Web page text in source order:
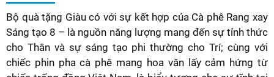
Bộ quà tặng Giàu có với sự kết hợp của Cà phê Rang xay
Sáng tạo 8 – là nguồn năng lượng mang đến sự tỉnh thức
cho Thân và sự sáng tạo phi thường cho Trí; cùng với
chiếc phin pha cà phê mang hoa văn lấy cảm hứng từ